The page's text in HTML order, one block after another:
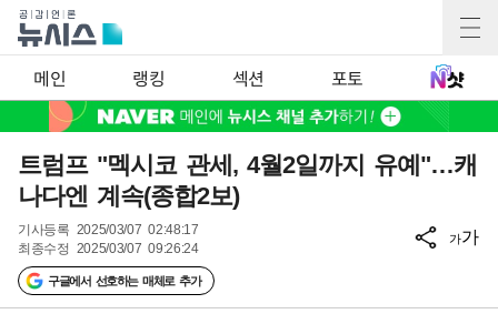
메인 랭킹 섹션 포토
트럼프 "멕시코 관세, 4월2일까지 유예"…캐
나다엔 계속(종합2보)
기사등록 2025/03/07 02:48:17
최종수정 2025/03/07 09:26:24
구글에서 선호하는 매체로 추가
가가